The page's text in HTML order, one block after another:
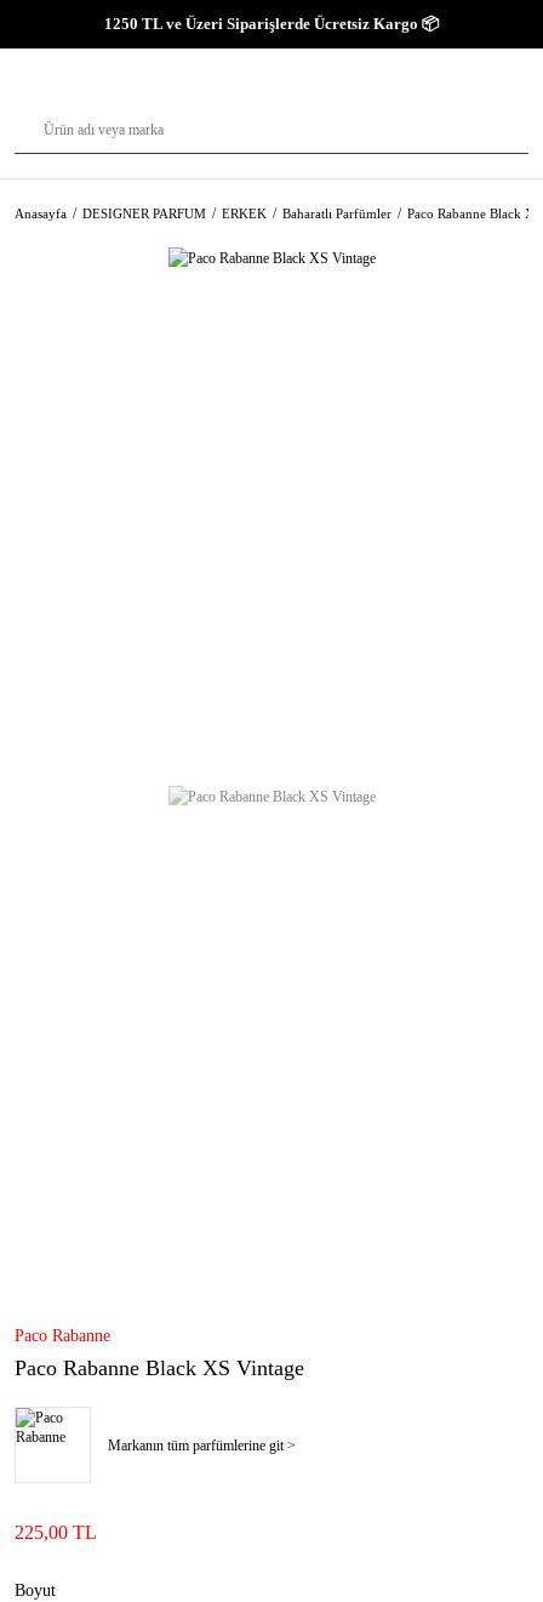
1250 TL ve Üzeri Siparişlerde Ücretsiz Kargo 📦
Anasayfa DESIGNER PARFUM ERKEK Baharatlı Parfümler Paco Rabanne Black
Paco Rabanne
Paco Rabanne Black XS Vintage
Markanın tüm parfümlerine git >
225,00 TL
Boyut